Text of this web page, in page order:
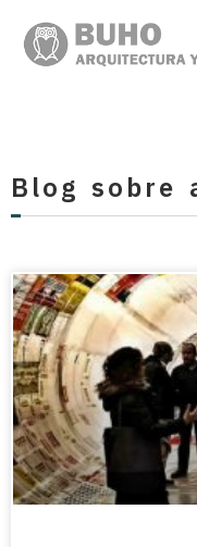
Blog sobre